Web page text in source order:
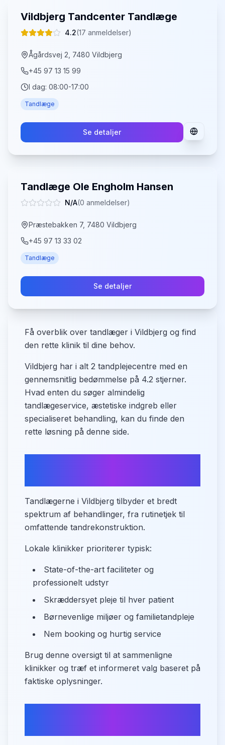
Vildbjerg Tandcenter Tandlæge
4.2(17 anmeldelser)
Ågårdsvej 2, 7480 Vildbjerg
+45 97 13 15 99
I dag: 08:00-17:00
Tandlæge
Se detaljer
Tandlæge Ole Engholm Hansen
N/A(0 anmeldelser)
Præstebakken 7, 7480 Vildbjerg
+45 97 13 33 02
Tandlæge
Se detaljer
Få overblik over tandlæger i Vildbjerg og find
den rette klinik til dine behov.
Vildbjerg har i alt 2 tandplejecentre med en
gennemsnitlig bedømmelse på 4.2 stjerner.
Hvad enten du søger almindelig
tandlægeservice, æstetiske indgreb eller
specialiseret behandling, kan du finde den
rette løsning på denne side.
Tandlægerne i Vildbjerg tilbyder et bredt
spektrum af behandlinger, fra rutinetjek til
omfattende tandrekonstruktion.
Lokale klinikker prioriterer typisk:
State-of-the-art faciliteter og
professionelt udstyr
Skræddersyet pleje til hver patient
Børnevenlige miljøer og familietandpleje
Nem booking og hurtig service
Brug denne oversigt til at sammenligne
klinikker og træf et informeret valg baseret på
faktiske oplysninger.